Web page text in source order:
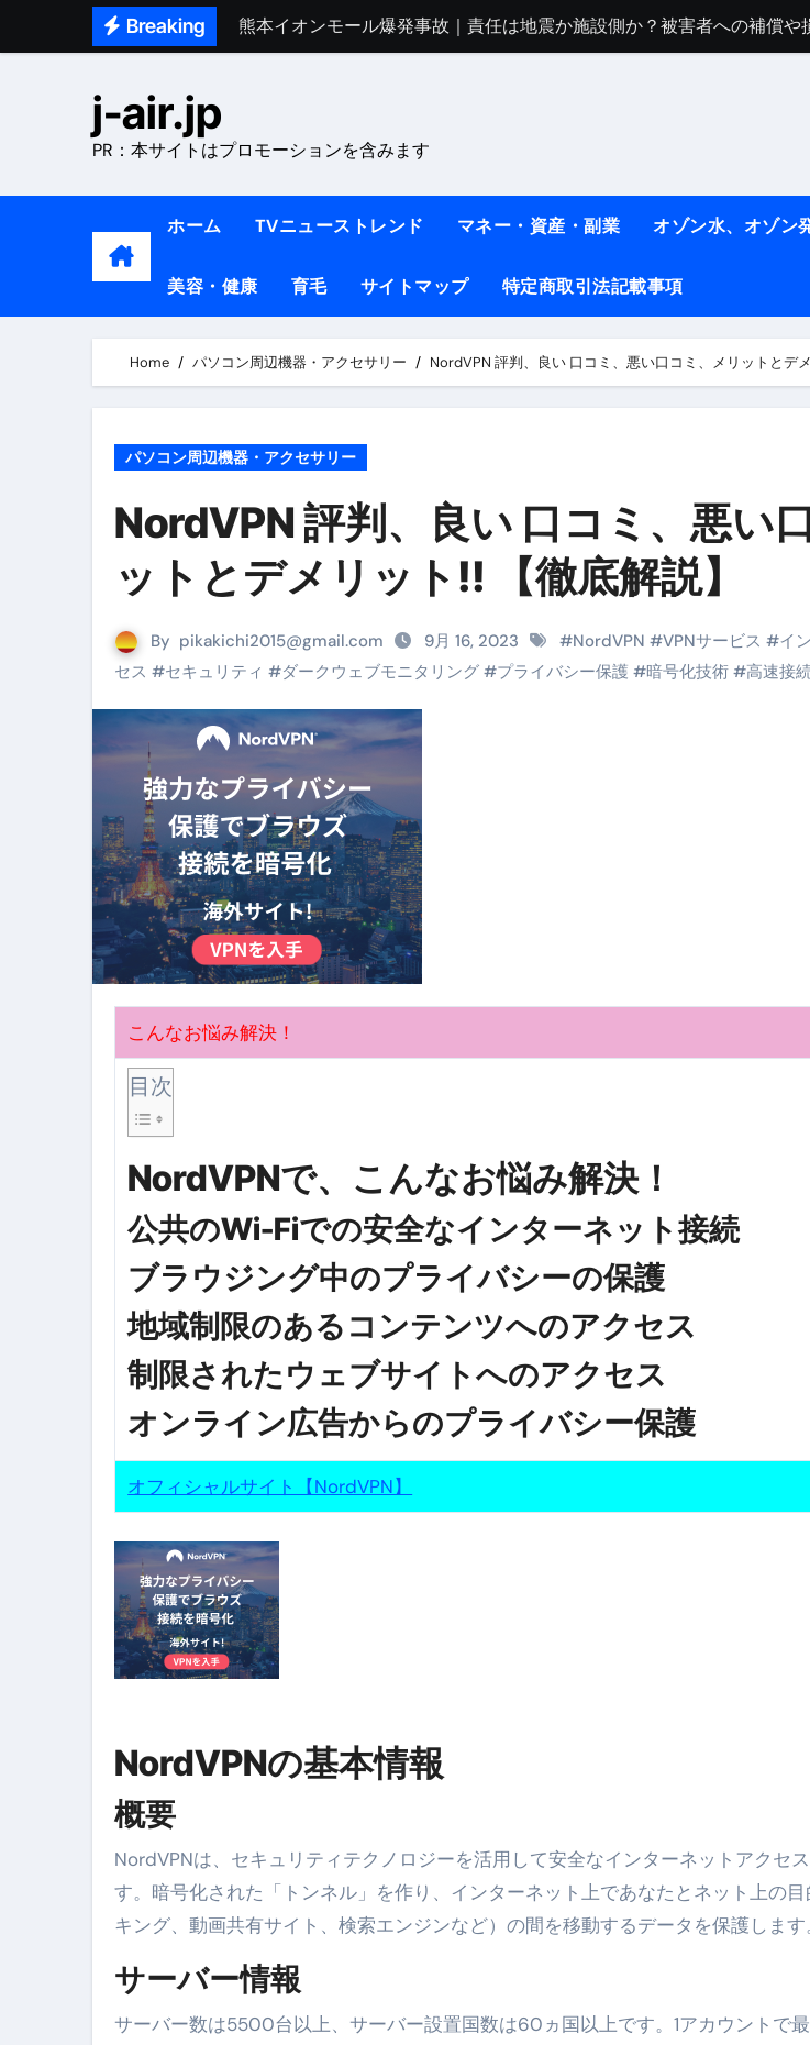
Breaking
熊本イオンモール爆発事故｜責任は地震か施設側か？被害者への補償や
【医者が教える】本当に痩せる薬はコレ！ #医療ダイエット
中町綾が2週間で3.5kg痩せた方法 #shots
【医者が解説】このふくらはぎ痩せ本当に効果ある？ #エクササイズ
【1日ダイエットルーティン】運動なしで2ヶ月で10kg減量した、私の
『葬送のフリーレン』の学び｜時間・記憶・名言・人生哲学から読み解
リサイクル業者の無料回収・無料査定は危険？情報収集との関係と見分
山梨県震度6弱と富士山噴火の関係｜最新観測データと前兆現象を徹底
青森県震度6とベネゼエラM7級地震の関連性は？
Cookie同意管理ツール「STRIGHT」取り扱い開始＆リリース記念キャン
金融ブラックでも毎日「ビットコイン」がもらえる超お得アプリ
【輸入消費税】輸入に消費税はかかるのか？勘定科目・仕訳・申告書記
この動画は国にすぐ消されます。これが日本が残念な国になった理由
意外にありえる？日経平均40000円を妄想シナリオ検証してみた！ズボ
アフィリエイト【稼げるキーワード】一覧※YouTubeブログSNS共通
【必見】融資受けるなら”コレ”を確実に取り組むべき！ #shorts
弁護士が教える「投資詐欺」に引っかからないための方法 #投資詐欺 #
【2023年最新】金融ブラックでも可能な資金調達法3選！#shorts
【即金】3時間で5万円稼ぐセルフバックの全貌！危険回避と安全な稼
【超高騰】爆上がりしたビットコインに695万円も投資してる営業39
Q：借りた借金を返さなくていい場合ってありますか？#Shorts
フリーランス・個人事業主におすすめの資金調達4選
自己破産中に絶対にしてはダメなこと7選
自己破産にまつわるよくある勘違い4選#Shorts
体脂肪が落ちる朝食3選 #ダイエット
アーモンドを毎日食べたらどうなるの？①【30秒でわかる効果まと
【ひろゆき】借金1億円あります 返済か、自己破産かひろゆきさんなら
セラピストのための！美容、健康、ダイエットにとても重要な女性ホル
5キロ痩せる簡単な方法
ムームードメイン 2月のおすすめドメイン特集- ビジネスの信用を築
FRONTIER スーパーセール2026 完全攻略ガイド 今こそ買い時！ゲー
なくす不安と消える恐怖をゼロにする時代へ Pebblebee × iMazing で
使った分だけ支払う、いちばん賢いスマホ代。 BB.exciteモバイル「Fit
英語が「聞こえる・分かる・話せる」に変わる30日間 ― 科学的メソッ
j-air.jp
PR：本サイトはプロモーションを含みます
ホーム TVニューストレンド マネー・資産・副業 オゾン水、オゾン
美容・健康 育毛 サイトマップ 特定商取引法記載事項
Home パソコン周辺機器・アクセサリー NordVPN 評判、良い 口コミ、悪い口コミ、メリットとデ
パソコン周辺機器・アクセサリー
NordVPN 評判、良い 口コミ、悪い
ットとデメリット!! 【徹底解説】
By pikakichi2015@gmail.com 9月 16, 2023 #NordVPN #VPNサービス #イ
セス #セキュリティ #ダークウェブモニタリング #プライバシー保護 #暗号化技術 #高速接
こんなお悩み解決！
目次
NordVPNで、こんなお悩み解決！
公共のWi-Fiでの安全なインターネット接続
ブラウジング中のプライバシーの保護
地域制限のあるコンテンツへのアクセス
制限されたウェブサイトへのアクセス
オンライン広告からのプライバシー保護
オフィシャルサイト【NordVPN】
NordVPNの基本情報
概要
NordVPNは、セキュリティテクノロジーを活用して安全なインターネットアクセスを提供するVPNサービスで
す。暗号化された「トンネル」を作り、インターネット上であなたとネット上の
キング、動画共有サイト、検索エンジンなど）の間を移動するデータを保護します
サーバー情報
サーバー数は5500台以上、サーバー設置国数は60ヵ国以上です。1アカウントで